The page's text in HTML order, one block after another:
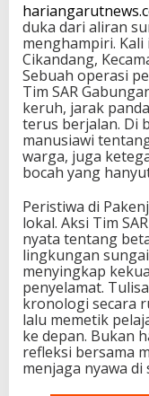
duka dari aliran
menghampiri.
Cikandang,
Sebuah operasi
Tim SAR
keruh, jarak
terus berjalan. Di
manusiawi
warga, juga
bocah yang
Peristiwa di
lokal. Aksi Tim
nyata tentang
lingkungan
menyingkap
penyelamat.
kronologi secara
lalu memetik
ke depan. Bukan
refleksi bersama
menjaga nyawa